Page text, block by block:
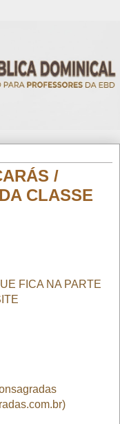
/
CLASSE
FICA NA PARTE